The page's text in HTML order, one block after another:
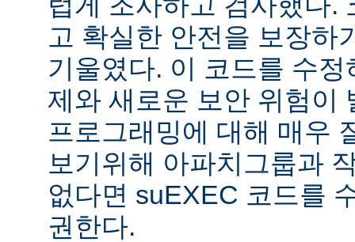
고 확실한 안전을 보장하
기울였다. 이 코드를 수
제와 새로운 보안 위험이
프로그래밍에 대해 매우
보기위해 아파치그룹과
없다면 suEXEC 코드를
권한다.